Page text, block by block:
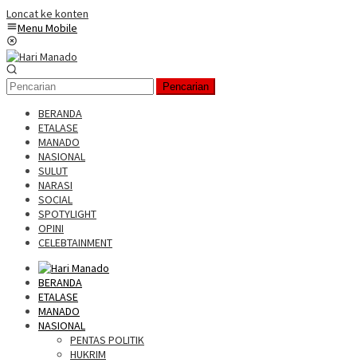
Loncat ke konten
Menu Mobile
Pencarian
BERANDA
ETALASE
MANADO
NASIONAL
SULUT
NARASI
SOCIAL
SPOTYLIGHT
OPINI
CELEBTAINMENT
BERANDA
ETALASE
MANADO
NASIONAL
PENTAS POLITIK
HUKRIM